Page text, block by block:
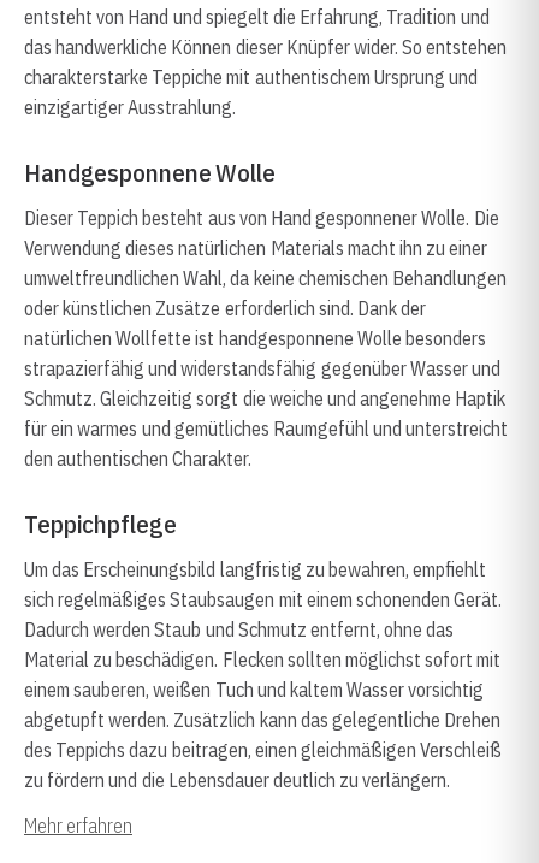
entsteht von Hand und spiegelt die Erfahrung, Tradition und
das handwerkliche Können dieser Knüpfer wider. So entstehen
charakterstarke Teppiche mit authentischem Ursprung und
einzigartiger Ausstrahlung.
Handgesponnene Wolle
Dieser Teppich besteht aus von Hand gesponnener Wolle. Die
Verwendung dieses natürlichen Materials macht ihn zu einer
umweltfreundlichen Wahl, da keine chemischen Behandlungen
oder künstlichen Zusätze erforderlich sind. Dank der
natürlichen Wollfette ist handgesponnene Wolle besonders
strapazierfähig und widerstandsfähig gegenüber Wasser und
Schmutz. Gleichzeitig sorgt die weiche und angenehme Haptik
für ein warmes und gemütliches Raumgefühl und unterstreicht
den authentischen Charakter.
Teppichpflege
Um das Erscheinungsbild langfristig zu bewahren, empfiehlt
sich regelmäßiges Staubsaugen mit einem schonenden Gerät.
Dadurch werden Staub und Schmutz entfernt, ohne das
Material zu beschädigen. Flecken sollten möglichst sofort mit
einem sauberen, weißen Tuch und kaltem Wasser vorsichtig
abgetupft werden. Zusätzlich kann das gelegentliche Drehen
des Teppichs dazu beitragen, einen gleichmäßigen Verschleiß
zu fördern und die Lebensdauer deutlich zu verlängern.
Mehr erfahren